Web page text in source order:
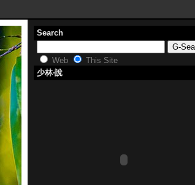
Search
Web
This Site
少林‧說